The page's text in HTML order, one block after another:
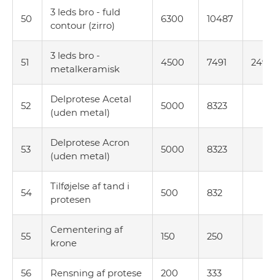
50
3 leds bro - fuld
contour (zirro)
6300 10487
51
3 leds bro -
metalkeramisk
4500 7491 2490
52
Delprotese Acetal
(uden metal)
5000 8323
53
Delprotese Acron
(uden metal)
5000 8323
54
Tilføjelse af tand i
protesen
500 832
55
Cementering af
krone
150 250
56 Rensning af protese 200 333